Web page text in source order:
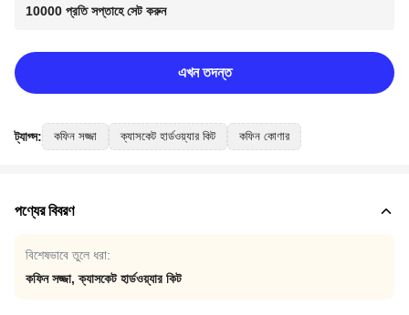
10000 প্রতি সপ্তাহে সেট করুন
এখন তদন্ত
ট্যাগ্স: কফিন সজ্জা ক্যাসকেট হার্ডওয়্যার কিট কফিন কোণার
পণ্যের বিবরণ
বিশেষভাবে তুলে ধরা:
কফিন সজ্জা,ক্যাসকেট হার্ডওয়্যার কিট